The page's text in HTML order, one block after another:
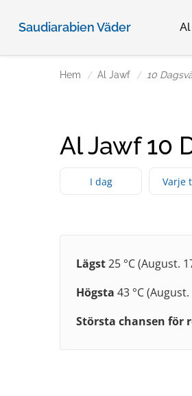
Saudiarabien Väder
Hem Al Jawf 10
Al Jawf 10
I dag Varje
Lägst25 °C (August.
Högsta 43 °C (August.
Största chansen för